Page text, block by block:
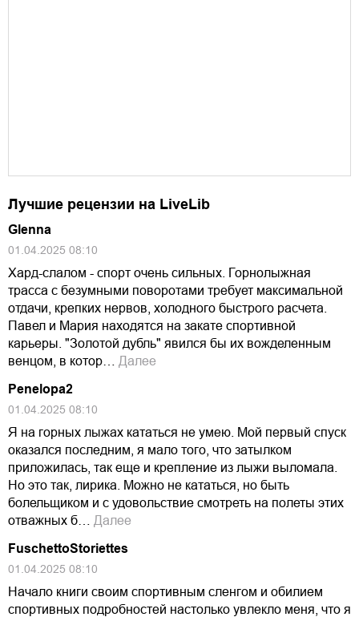
Лучшие рецензии на LiveLib
Glenna
01.04.2025 08:10
Хард-слалом - спорт очень сильных. Горнолыжная
трасса с безумными поворотами требует максимальной
отдачи, крепких нервов, холодного быстрого расчета.
Павел и Мария находятся на закате спортивной
карьеры. "Золотой дубль" явился бы их вожделенным
венцом, в котор…
Далее
Penelopa2
01.04.2025 08:10
Я на горных лыжах кататься не умею. Мой первый спуск
оказался последним, я мало того, что затылком
приложилась, так еще и крепление из лыжи выломала.
Но это так, лирика. Можно не кататься, но быть
болельщиком и с удовольствие смотреть на полеты этих
отважных б…
Далее
FuschettoStoriettes
01.04.2025 08:10
Начало книги своим спортивным сленгом и обилием
спортивных подробностей настолько увлекло меня, что я